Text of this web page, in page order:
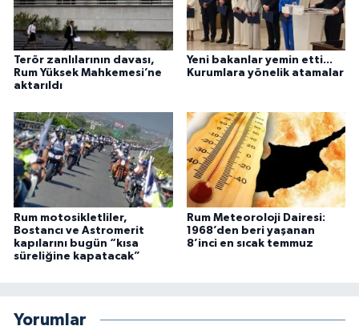
Terör zanlılarının davası,
Rum Yüksek Mahkemesi’ne
aktarıldı
Yeni bakanlar yemin etti...
Kurumlara yönelik atamalar
Rum motosikletliler,
Bostancı ve Astromerit
kapılarını bugün “kısa
süreliğine kapatacak”
Rum Meteoroloji Dairesi:
1968’den beri yaşanan
8’inci en sıcak temmuz
Yorumlar